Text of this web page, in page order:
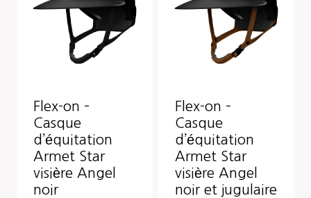
Flex-on –
Casque
d’équitation
Armet Star
visière Angel
noir
Flex-on –
Casque
d’équitation
Armet Star
visière Angel
noir et jugulaire